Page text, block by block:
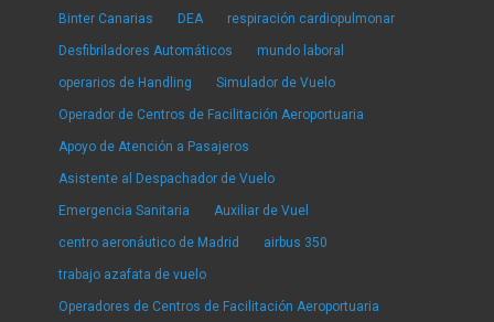
Binter Canarias DEA respiración cardiopulmonar
Desfibriladores Automáticos mundo laboral
operarios de Handling Simulador de Vuelo
Operador de Centros de Facilitación Aeroportuaria
Apoyo de Atención a Pasajeros
Asistente al Despachador de Vuelo
Emergencia Sanitaria Auxiliar de Vuel
centro aeronáutico de Madrid airbus 350
trabajo azafata de vuelo
Operadores de Centros de Facilitación Aeroportuaria